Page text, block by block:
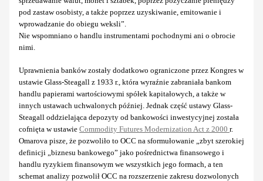
pod zastaw osobisty, a także poprzez uzyskiwanie, emitowanie i
wprowadzanie do obiegu weksli”.
Nie wspomniano o handlu instrumentami pochodnymi ani o obrocie
nimi.
Uprawnienia banków zostały dodatkowo ograniczone przez Kongres w
ustawie Glass-Steagall z 1933 r., która wyraźnie zabraniała bankom
handlu papierami wartościowymi spółek kapitałowych, a także w
innych ustawach uchwalonych później. Jednak część ustawy Glass-
Steagall oddzielająca depozyty od bankowości inwestycyjnej została
cofnięta w ustawie Commodity Futures Modernization Act z 2000 r.
Omarova pisze, że pozwoliło to OCC na sformułowanie „zbyt szerokiej
definicji „biznesu bankowego” jako pośrednictwa finansowego i
handlu ryzykiem finansowym we wszystkich jego formach, a ten
schemat analizy pozwolił OCC na rozszerzenie zakresu dozwolonych